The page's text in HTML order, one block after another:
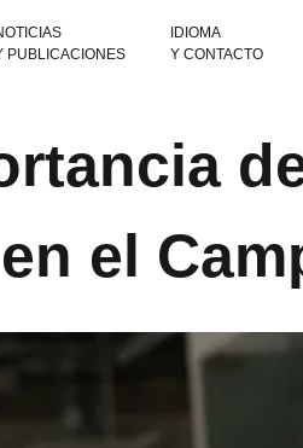
PUBLICACIONES
IDIOMA
Y CONTACTO
el